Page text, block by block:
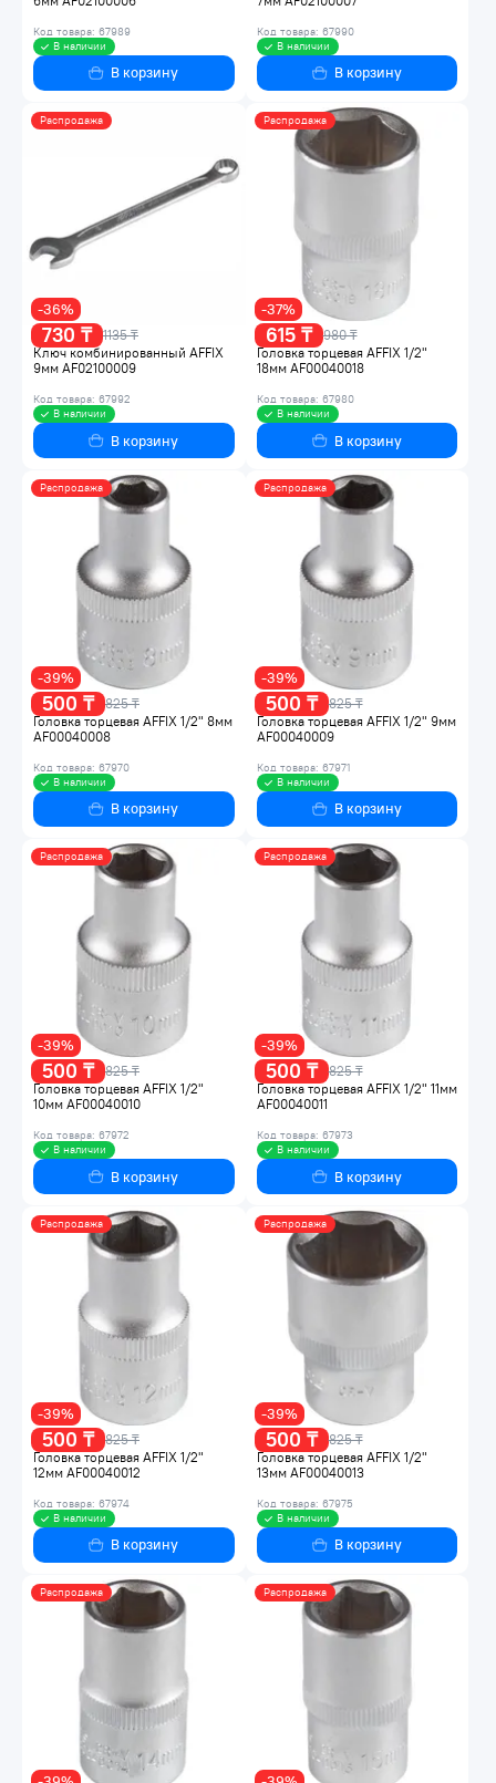
Код товара: 67989
В наличии
В корзину
Код товара: 67990
В наличии
В корзину
Распродажа
730 ₸ 1135 ₸
-36%
Ключ комбинированный AFFIX
9мм AF02100009
Код товара: 67992
В наличии
В корзину
Распродажа
615 ₸ 980 ₸
-37%
Головка торцевая AFFIX 1/2"
18мм AF00040018
Код товара: 67980
В наличии
В корзину
Распродажа
500 ₸ 825 ₸
-39%
Головка торцевая AFFIX 1/2" 8мм
AF00040008
Код товара: 67970
В наличии
В корзину
Распродажа
500 ₸ 825 ₸
-39%
Головка торцевая AFFIX 1/2" 9мм
AF00040009
Код товара: 67971
В наличии
В корзину
Распродажа
500 ₸ 825 ₸
-39%
Головка торцевая AFFIX 1/2"
10мм AF00040010
Код товара: 67972
В наличии
В корзину
Распродажа
500 ₸ 825 ₸
-39%
Головка торцевая AFFIX 1/2" 11мм
AF00040011
Код товара: 67973
В наличии
В корзину
Распродажа
500 ₸ 825 ₸
-39%
Головка торцевая AFFIX 1/2"
12мм AF00040012
Код товара: 67974
В наличии
В корзину
Распродажа
500 ₸ 825 ₸
-39%
Головка торцевая AFFIX 1/2"
13мм AF00040013
Код товара: 67975
В наличии
В корзину
Распродажа Распродажа